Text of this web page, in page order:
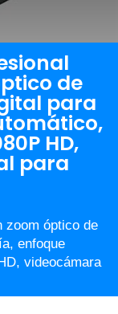
de
para
HD,
para
zoom óptico de
enfoque
videocámara